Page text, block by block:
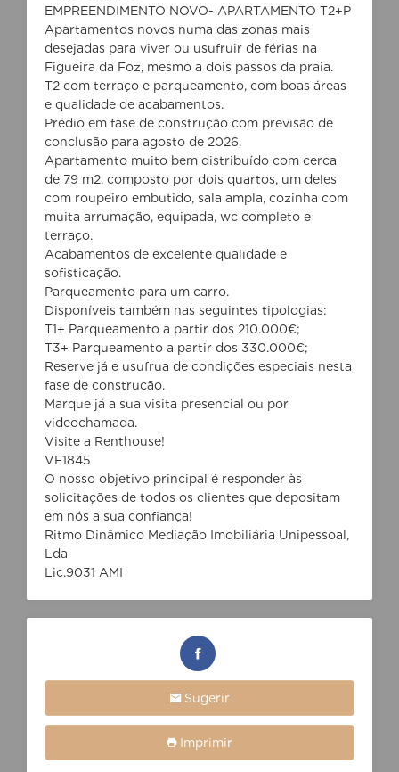
EMPREENDIMENTO NOVO- APARTAMENTO T2+P
Apartamentos novos numa das zonas mais
desejadas para viver ou usufruir de férias na
Figueira da Foz, mesmo a dois passos da praia.
T2 com terraço e parqueamento, com boas áreas
e qualidade de acabamentos.
Prédio em fase de construção com previsão de
conclusão para agosto de 2026.
Apartamento muito bem distribuído com cerca
de 79 m2, composto por dois quartos, um deles
com roupeiro embutido, sala ampla, cozinha com
muita arrumação, equipada, wc completo e
terraço.
Acabamentos de excelente qualidade e
sofisticação.
Parqueamento para um carro.
Disponíveis também nas seguintes tipologias:
T1+ Parqueamento a partir dos 210.000€;
T3+ Parqueamento a partir dos 330.000€;
Reserve já e usufrua de condições especiais nesta
fase de construção.
Marque já a sua visita presencial ou por
videochamada.
Visite a Renthouse!
VF1845
O nosso objetivo principal é responder às
solicitações de todos os clientes que depositam
em nós a sua confiança!
Ritmo Dinâmico Mediação Imobiliária Unipessoal,
Lda
Lic.9031 AMI
Sugerir
Imprimir